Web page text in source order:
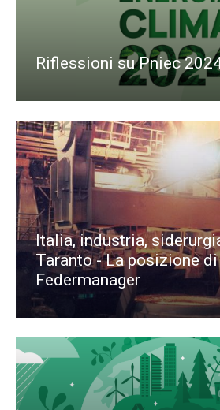
Riflessioni su Pniec
Italia, industria,
Taranto - La posizione di
Federmanager